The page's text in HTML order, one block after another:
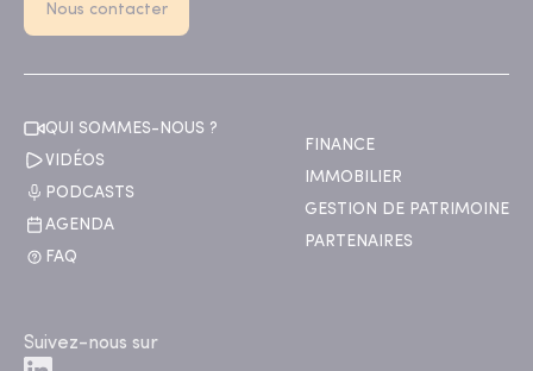
Nous contacter
QUI SOMMES-NOUS ?
VIDÉOS
PODCASTS
AGENDA
FAQ
FINANCE
IMMOBILIER
GESTION DE PATRIMOINE
PARTENAIRES
Suivez-nous sur